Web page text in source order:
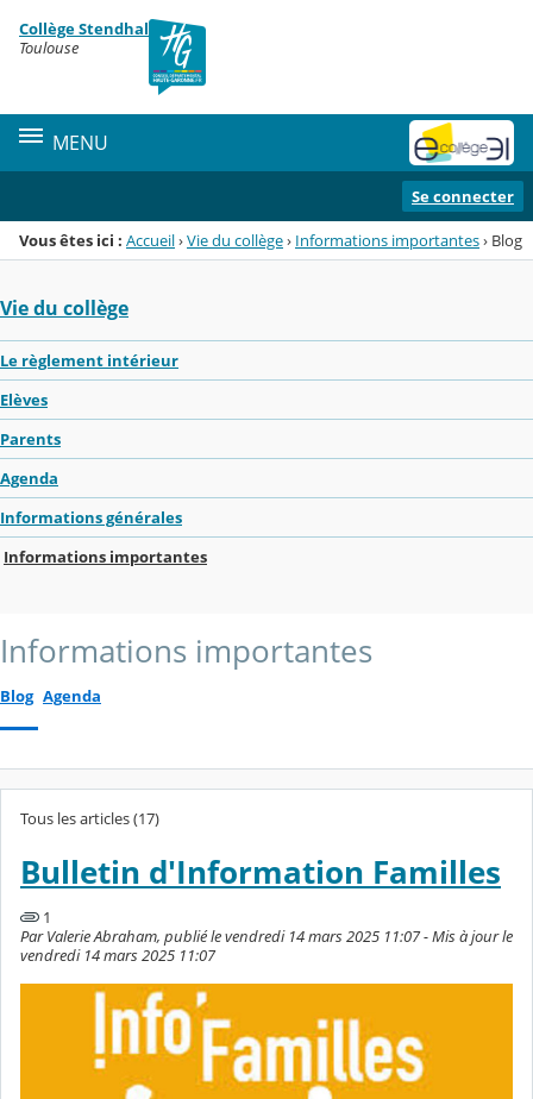
Menu de la rubrique
Contenu
Collège Stendhal
Toulouse
MENU
Se connecter
Vous êtes ici : Accueil›Vie du collège› Informations importantes› Blog
Vie du collège
Le règlement intérieur
Elèves
Parents
Agenda
Informations générales
Informations importantes
Informations importantes
Blog Agenda
Tous les articles (17)
Bulletin d'Information Familles
1
Par Valerie Abraham, publié le vendredi 14 mars 2025 11:07 - Mis à jour le
vendredi 14 mars 2025 11:07